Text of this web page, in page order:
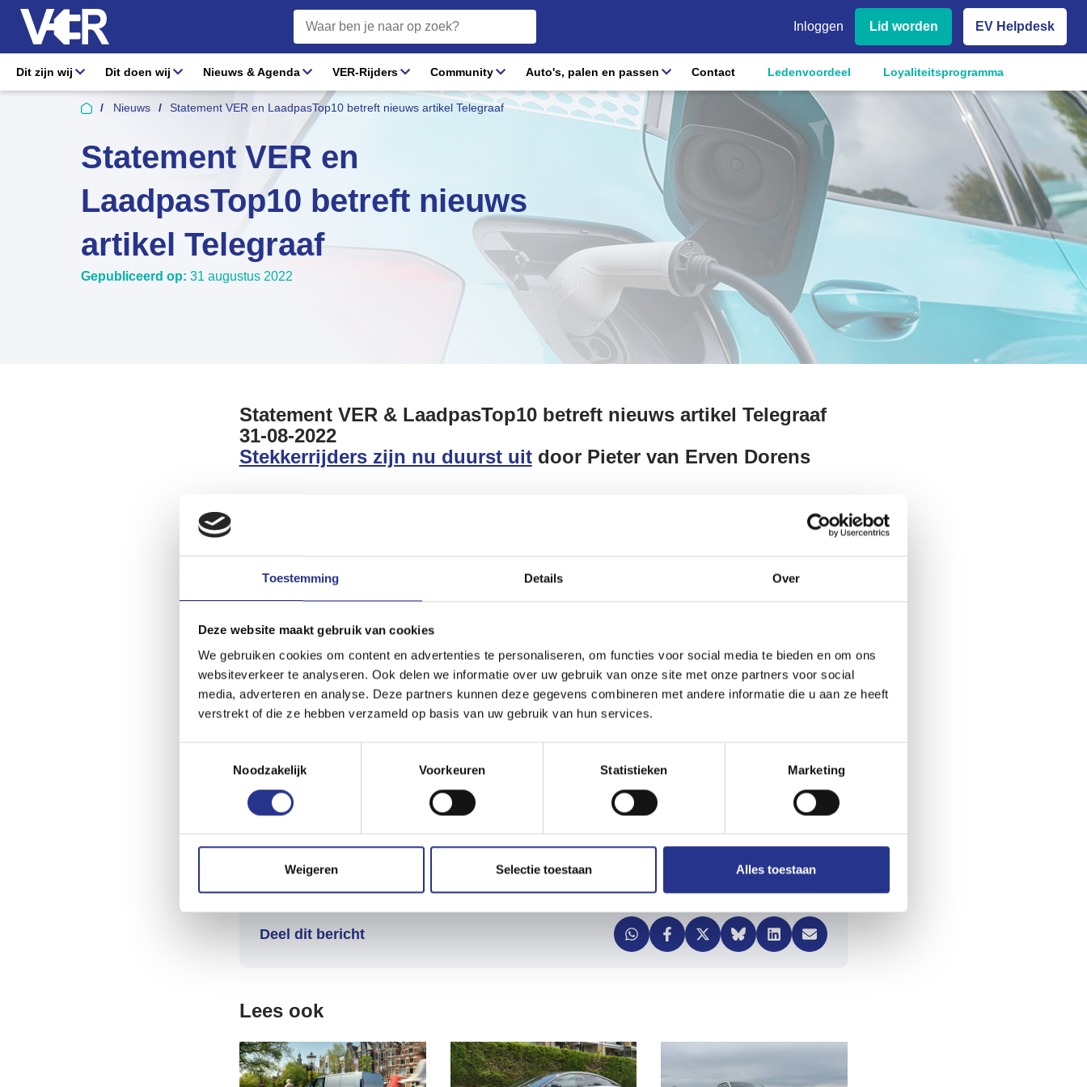
Toestemming Details Over
Deze website maakt gebruik van cookies
We gebruiken cookies om content en advertenties te personaliseren, om functies voor social media te bieden en om ons
websiteverkeer te analyseren. Ook delen we informatie over uw gebruik van onze site met onze partners voor social
media, adverteren en analyse. Deze partners kunnen deze gegevens combineren met andere informatie die u aan ze heeft
verstrekt of die ze hebben verzameld op basis van uw gebruik van hun services.
Noodzakelijk
Voorkeuren Statistieken Marketing
Weigeren Selectie toestaan Alles toestaan
Inloggen Lid worden EV Helpdesk
Dit zijn wij Dit doen wij Nieuws & Agenda VER-Rijders Community Auto's, palen en passen Contact Ledenvoordeel Loyaliteitsprogramma
Nieuws Statement VER en LaadpasTop10 betreft nieuws artikel Telegraaf
Statement VER en
LaadpasTop10 betreft nieuws
artikel Telegraaf
Gepubliceerd op: 31 augustus 2022
Statement VER & LaadpasTop10 betreft nieuws artikel Telegraaf
31-08-2022
Stekkerrijders zijn nu duurst uit door Pieter van Erven Dorens
Om te stellen dat het ‘vaak’ goedkoper is om in een benzineauto te rijden is eenzijdig belicht. In het artikel
zonnepanelen heeft en ook geen laadpalen in de buurt van huis of werk gebruikt. Elektrische rijders
hebben keuzes en benutten die ook. Hierdoor valt de schade voorlopig nog mee.
Download het volledige statement
Deel dit bericht
Lees ook